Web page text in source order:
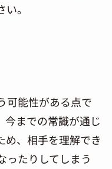
。
可能性がある点で
今までの常識が通じ
め、相手を理解でき
ったりしてしまう